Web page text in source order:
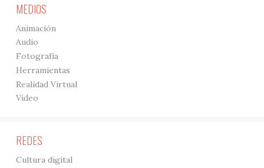
MEDIOS
Animación
Audio
Fotografía
Herramientas
Realidad Virtual
Vídeo
REDES
Cultura digital